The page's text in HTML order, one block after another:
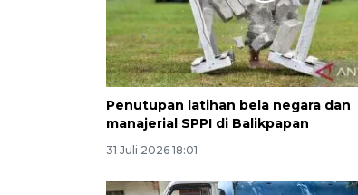
Penutupan latihan bela negara dan
manajerial SPPI di Balikpapan
31 Juli 2026 18:01